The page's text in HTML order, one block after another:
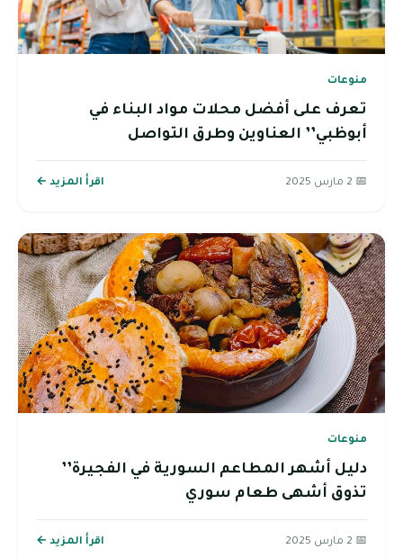
منوعات
تعرف على أفضل محلات مواد البناء في
أبوظبي’’ العناوين وطرق التواصل
📅 2 مارس 2025 اقرأ المزيد ←
منوعات
دليل أشهر المطاعم السورية في الفجيرة’’
تذوق أشهى طعام سوري
📅 2 مارس 2025 اقرأ المزيد ←